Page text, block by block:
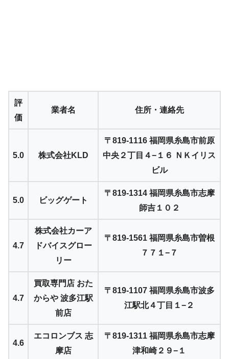
評
価
業者名 住所・連絡先
5.0 株式会社KLD
〒819-1116 福岡県糸島市前原
中央２丁目４−１６ ＮＫイリス
ビル
5.0 ビッグゲート
〒819-1314 福岡県糸島市志摩
師吉１０２
4.7
株式会社カーア
ドバイスグロー
リー
〒819-1561 福岡県糸島市曽根
７７１−７
4.7
買取専門店 おた
からや 波多江駅
前店
〒819-1107 福岡県糸島市波多
江駅北４丁目１−２
4.6
エコロンブス 志
摩店
〒819-1311 福岡県糸島市志摩
津和崎２９−１